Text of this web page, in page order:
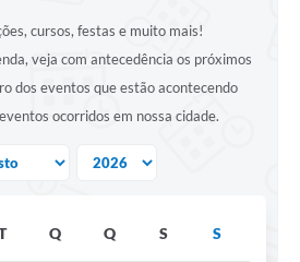
cursos, festas e muito mais!
veja com antecedência os próximos
dos eventos que estão acontecendo
ocorridos em nossa cidade.
Q Q S S